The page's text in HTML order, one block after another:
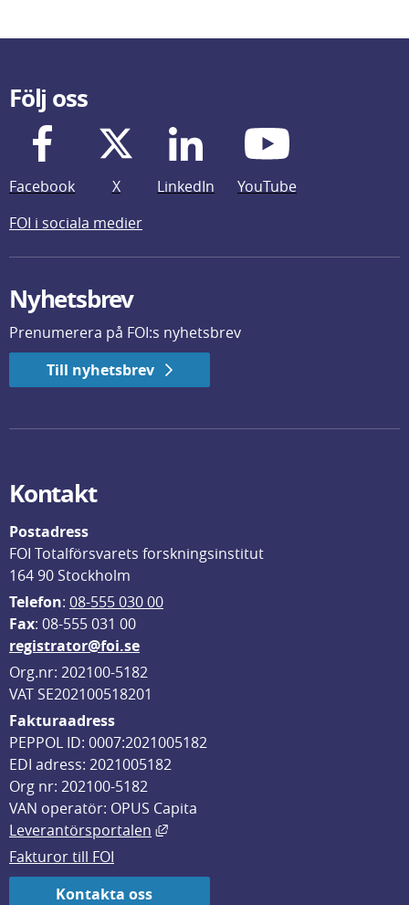
Följ oss
Facebook X LinkedIn
YouTube
FOI i sociala medier
Nyhetsbrev
Prenumerera på FOI:s nyhetsbrev
Till nyhetsbrev
Kontakt
Postadress
FOI Totalförsvarets forskningsinstitut
164 90 Stockholm
Telefon: 08-555 030 00
Fax: 08-555 031 00
registrator@foi.se
Org.nr: 202100-5182
VAT SE202100518201
Fakturaadress
PEPPOL ID: 0007:2021005182
EDI adress: 2021005182
Org nr: 202100-5182
VAN operatör: OPUS Capita
Leverantörsportalen
Länk till annan webbplats, öppnas
Fakturor till FOI
Kontakta oss